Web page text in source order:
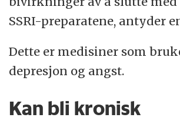
produserer mindre kortisol.
stresshormon.
hjernen venne seg til et lavere
serotonin, noe som kan gi
I 2013 ble 300.000 dansker
SSRI, ifølge tall fra Statens
både depresjon og angst.
SSRI-preparatene, antyder
Dette er medisiner som
depresjon og angst.
Kan bli kronisk